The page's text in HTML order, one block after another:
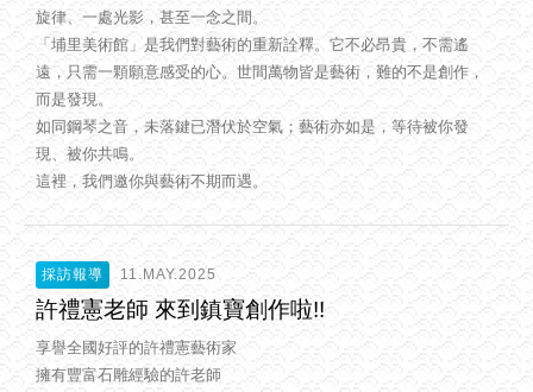
旋律、一處光影，甚至一念之間。
「埔里美術館」是我們對藝術的重新詮釋。它不必昂貴，不需遙
遠，只需一顆願意感受的心。世間萬物皆是藝術，難的不是創作，
而是發現。
如同鋼琴之音，未落鍵已潛伏於空氣；藝術亦如是，等待被你發
現、被你共鳴。
這裡，我們邀你與藝術不期而遇。
採訪報導 11.MAY.2025
許禮憲老師 來到鎮寶創作啦!!
享譽全國好評的許禮憲藝術家
擁有豐富石雕經驗的許老師